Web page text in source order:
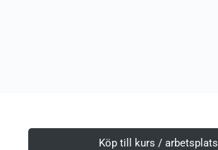
Köp till kurs / arbetsplats